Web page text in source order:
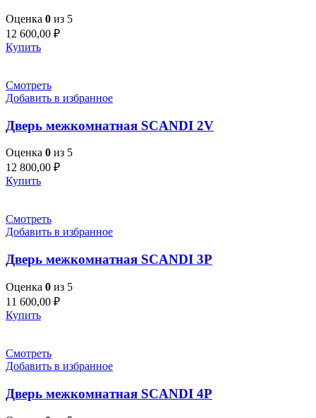
Оценка 0 из 5
12 600,00 ₽
Купить
Смотреть
Добавить в избранное
Дверь межкомнатная SCANDI 2V
Оценка 0 из 5
12 800,00 ₽
Купить
Смотреть
Добавить в избранное
Дверь межкомнатная SCANDI 3P
Оценка 0 из 5
11 600,00 ₽
Купить
Смотреть
Добавить в избранное
Дверь межкомнатная SCANDI 4P